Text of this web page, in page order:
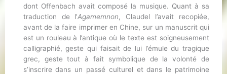
dont Offenbach avait composé la musique. Quant à sa
traduction de l’Agamemnon, Claudel l’avait recopiée,
avant de la faire imprimer en Chine, sur un manuscrit qui
est un rouleau à l’antique où le texte est soigneusement
calligraphié, geste qui faisait de lui l’émule du tragique
grec, geste tout à fait symbolique de la volonté de
s’inscrire dans un passé culturel et dans le patrimoine